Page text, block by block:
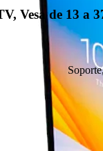
Vesa de 13 a